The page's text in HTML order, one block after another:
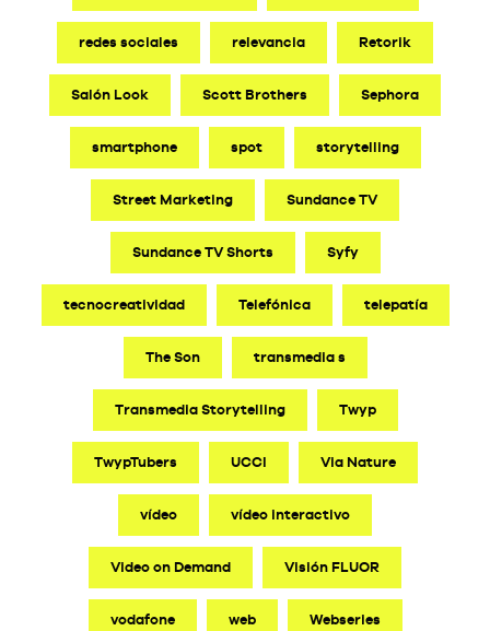
redes sociales relevancia Retorik
Salón Look Scott Brothers Sephora
smartphone spot storytelling
Street Marketing Sundance TV
Sundance TV Shorts Syfy
tecnocreatividad Telefónica telepatía
The Son transmedia s
Transmedia Storytelling Twyp
TwypTubers UCCI Via Nature
vídeo vídeo interactivo
Video on Demand Visión FLUOR
vodafone web Webseries